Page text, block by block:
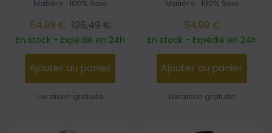
Matière : 100% Soie
54,99 € 125,49 €
En stock - Expédié en 24h
Ajouter au panier
Livraison gratuite
Matière : 100% Soie
54,99 €
En stock - Expédié en 24h
Ajouter au panier
Livraison gratuite